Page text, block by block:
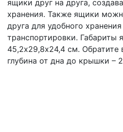
ящики друг на друга,
хранения. Также ящики
друга для удобного
транспортировки. Габариты
45,2х29,8х24,4 см. Обратите
глубина от дна до крышки –